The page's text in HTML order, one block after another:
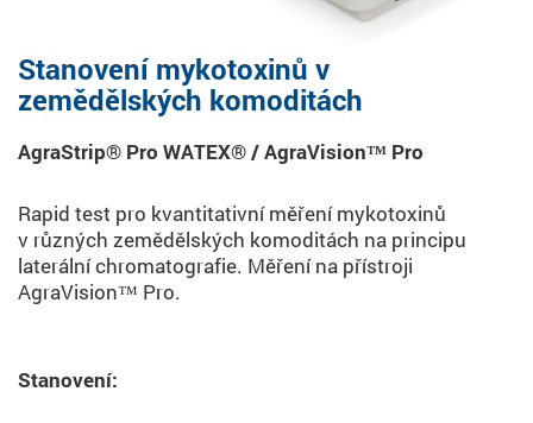
Stanovení mykotoxinů v
zemědělských komoditách
AgraStrip® Pro WATEX® / AgraVision™ Pro
Rapid test pro kvantitativní měření mykotoxinů
v různých zemědělských komoditách na principu
laterální chromatografie. Měření na přístroji
AgraVision™ Pro.
Stanovení: